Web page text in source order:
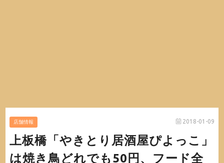
店舗情報 2018-01-09
上板橋「やきとり居酒屋ぴよっこ」
は焼き鳥どれでも50円、フード全